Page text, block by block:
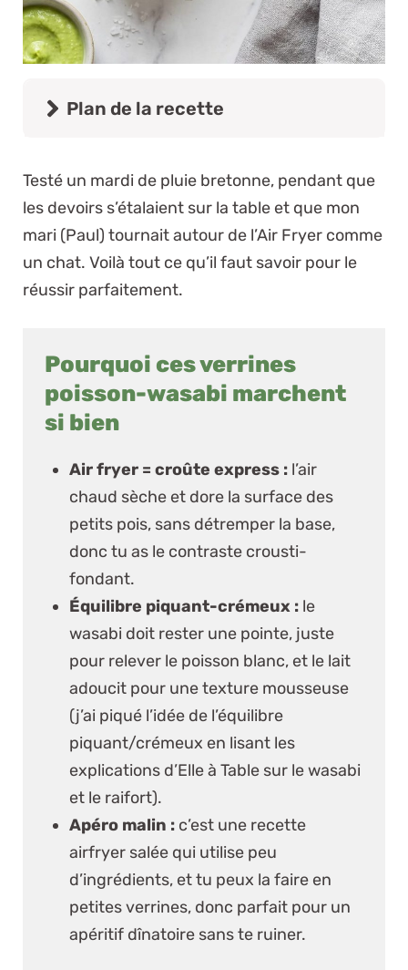
Plan de la recette
Testé un mardi de pluie bretonne, pendant que
les devoirs s’étalaient sur la table et que mon
mari (Paul) tournait autour de l’Air Fryer comme
un chat. Voilà tout ce qu’il faut savoir pour le
réussir parfaitement.
Pourquoi ces verrines
poisson-wasabi marchent
si bien
Air fryer = croûte express : l’air
chaud sèche et dore la surface des
petits pois, sans détremper la base,
donc tu as le contraste crousti-
fondant.
Équilibre piquant-crémeux : le
wasabi doit rester une pointe, juste
pour relever le poisson blanc, et le lait
adoucit pour une texture mousseuse
(j’ai piqué l’idée de l’équilibre
piquant/crémeux en lisant les
explications d’Elle à Table sur le wasabi
et le raifort).
Apéro malin : c’est une recette
airfryer salée qui utilise peu
d’ingrédients, et tu peux la faire en
petites verrines, donc parfait pour un
apéritif dînatoire sans te ruiner.